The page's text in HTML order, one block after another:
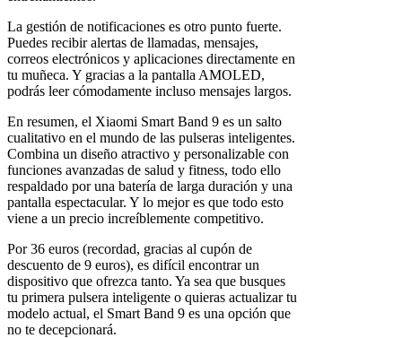
La gestión de notificaciones es otro punto fuerte.
Puedes recibir alertas de llamadas, mensajes,
correos electrónicos y aplicaciones directamente en
tu muñeca. Y gracias a la pantalla AMOLED,
podrás leer cómodamente incluso mensajes largos.
En resumen, el Xiaomi Smart Band 9 es un salto
cualitativo en el mundo de las pulseras inteligentes.
Combina un diseño atractivo y personalizable con
funciones avanzadas de salud y fitness, todo ello
respaldado por una batería de larga duración y una
pantalla espectacular. Y lo mejor es que todo esto
viene a un precio increíblemente competitivo.
Por 36 euros (recordad, gracias al cupón de
descuento de 9 euros), es difícil encontrar un
dispositivo que ofrezca tanto. Ya sea que busques
tu primera pulsera inteligente o quieras actualizar tu
modelo actual, el Smart Band 9 es una opción que
no te decepcionará.